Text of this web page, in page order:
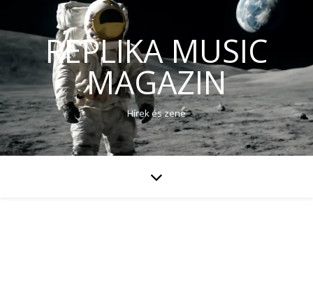
REPLIKA MUSIC
MAGAZIN
Hírek és zene